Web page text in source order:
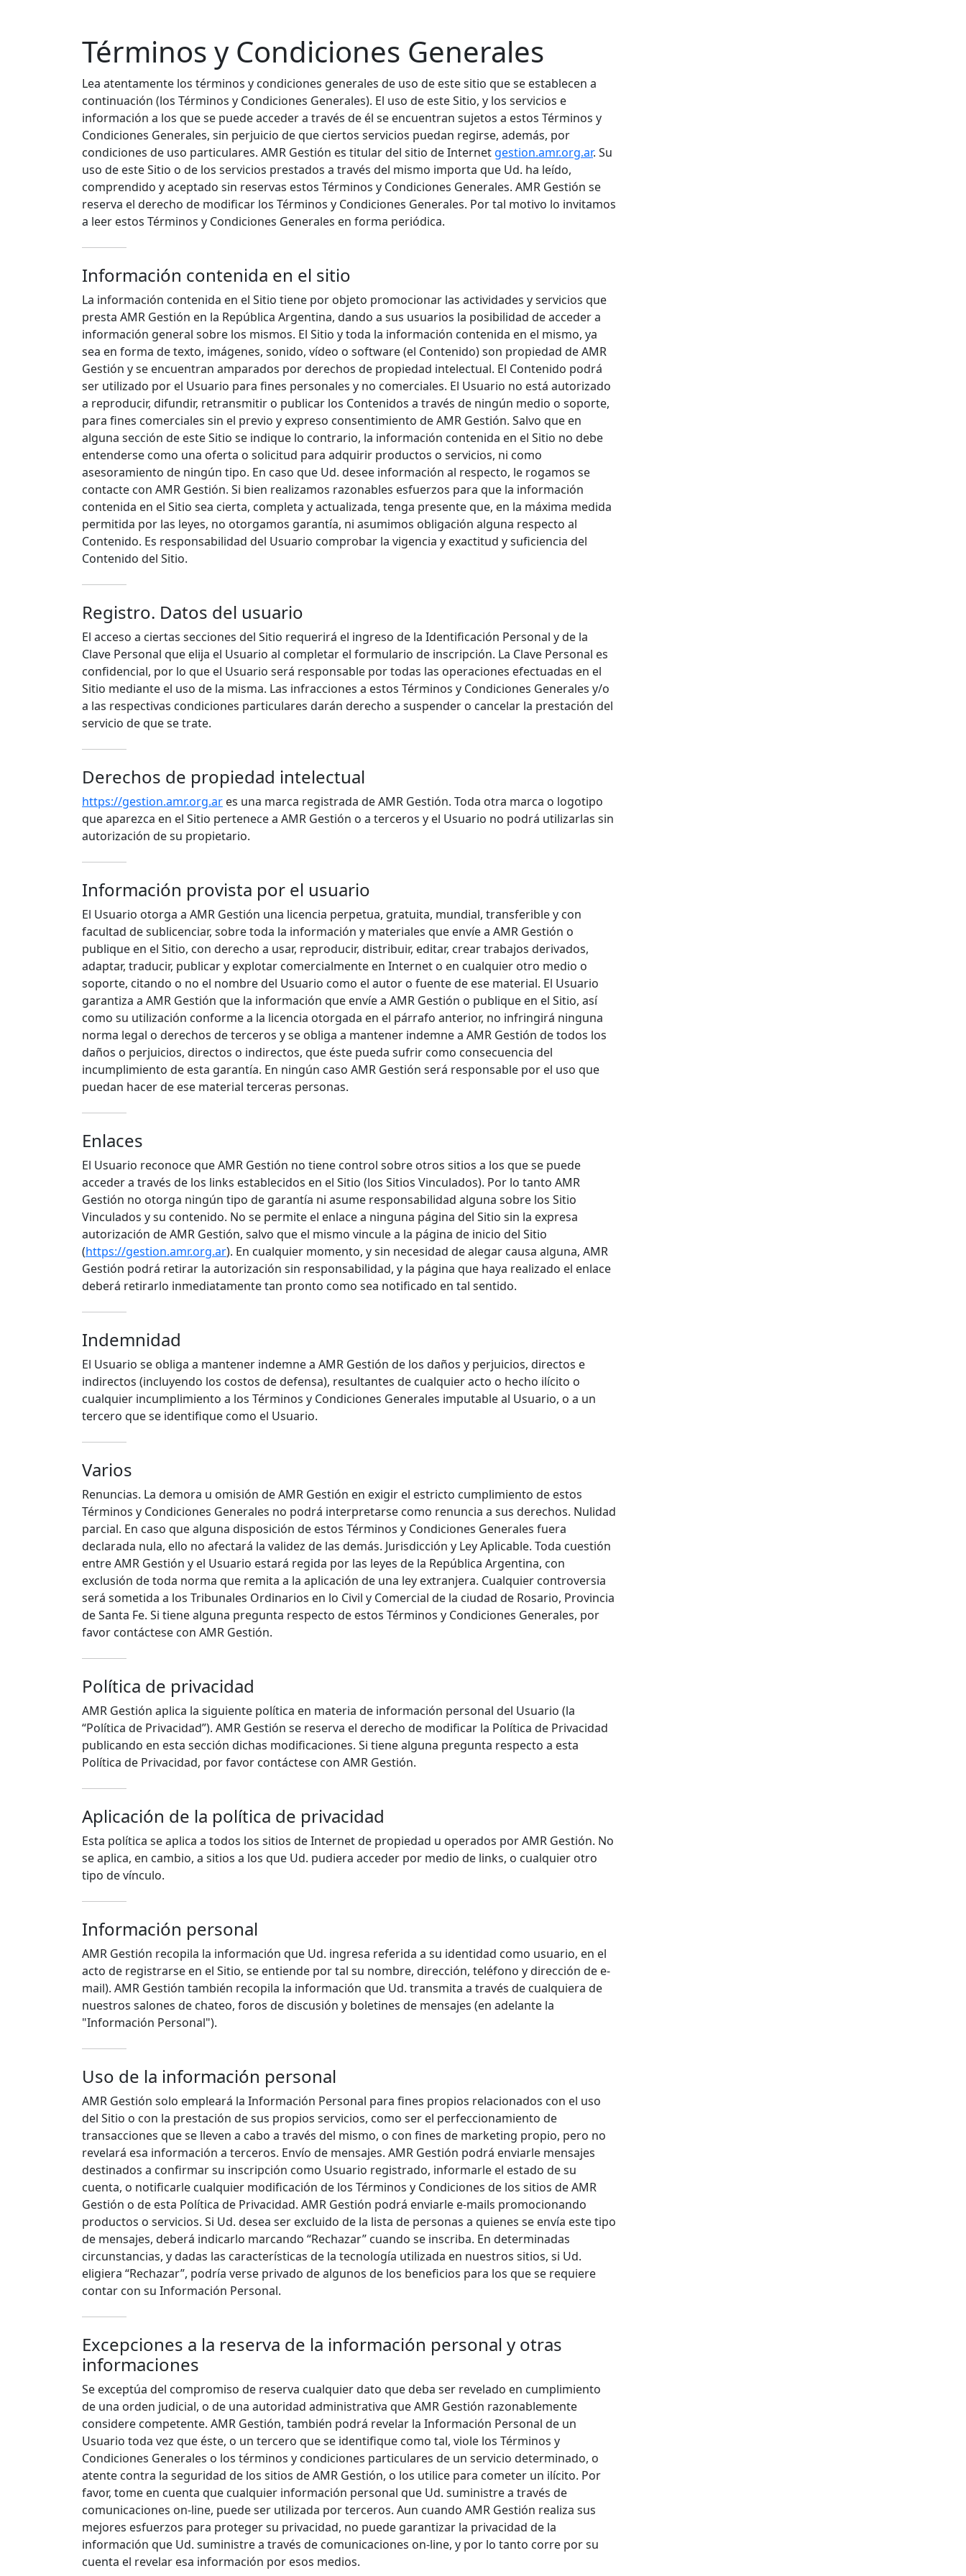
Términos y Condiciones Generales
Lea atentamente los términos y condiciones generales de uso de este sitio que se establecen a
continuación (los Términos y Condiciones Generales). El uso de este Sitio, y los servicios e
información a los que se puede acceder a través de él se encuentran sujetos a estos Términos y
Condiciones Generales, sin perjuicio de que ciertos servicios puedan regirse, además, por
condiciones de uso particulares. AMR Gestión es titular del sitio de Internet gestion.amr.org.ar. Su
uso de este Sitio o de los servicios prestados a través del mismo importa que Ud. ha leído,
comprendido y aceptado sin reservas estos Términos y Condiciones Generales. AMR Gestión se
reserva el derecho de modificar los Términos y Condiciones Generales. Por tal motivo lo invitamos
a leer estos Términos y Condiciones Generales en forma periódica.
Información contenida en el sitio
La información contenida en el Sitio tiene por objeto promocionar las actividades y servicios que
presta AMR Gestión en la República Argentina, dando a sus usuarios la posibilidad de acceder a
información general sobre los mismos. El Sitio y toda la información contenida en el mismo, ya
sea en forma de texto, imágenes, sonido, vídeo o software (el Contenido) son propiedad de AMR
Gestión y se encuentran amparados por derechos de propiedad intelectual. El Contenido podrá
ser utilizado por el Usuario para fines personales y no comerciales. El Usuario no está autorizado
a reproducir, difundir, retransmitir o publicar los Contenidos a través de ningún medio o soporte,
para fines comerciales sin el previo y expreso consentimiento de AMR Gestión. Salvo que en
alguna sección de este Sitio se indique lo contrario, la información contenida en el Sitio no debe
entenderse como una oferta o solicitud para adquirir productos o servicios, ni como
asesoramiento de ningún tipo. En caso que Ud. desee información al respecto, le rogamos se
contacte con AMR Gestión. Si bien realizamos razonables esfuerzos para que la información
contenida en el Sitio sea cierta, completa y actualizada, tenga presente que, en la máxima medida
permitida por las leyes, no otorgamos garantía, ni asumimos obligación alguna respecto al
Contenido. Es responsabilidad del Usuario comprobar la vigencia y exactitud y suficiencia del
Contenido del Sitio.
Registro. Datos del usuario
El acceso a ciertas secciones del Sitio requerirá el ingreso de la Identificación Personal y de la
Clave Personal que elija el Usuario al completar el formulario de inscripción. La Clave Personal es
confidencial, por lo que el Usuario será responsable por todas las operaciones efectuadas en el
Sitio mediante el uso de la misma. Las infracciones a estos Términos y Condiciones Generales y/o
a las respectivas condiciones particulares darán derecho a suspender o cancelar la prestación del
servicio de que se trate.
Derechos de propiedad intelectual
https://gestion.amr.org.ar es una marca registrada de AMR Gestión. Toda otra marca o logotipo
que aparezca en el Sitio pertenece a AMR Gestión o a terceros y el Usuario no podrá utilizarlas sin
autorización de su propietario.
Información provista por el usuario
El Usuario otorga a AMR Gestión una licencia perpetua, gratuita, mundial, transferible y con
facultad de sublicenciar, sobre toda la información y materiales que envíe a AMR Gestión o
publique en el Sitio, con derecho a usar, reproducir, distribuir, editar, crear trabajos derivados,
adaptar, traducir, publicar y explotar comercialmente en Internet o en cualquier otro medio o
soporte, citando o no el nombre del Usuario como el autor o fuente de ese material. El Usuario
garantiza a AMR Gestión que la información que envíe a AMR Gestión o publique en el Sitio, así
como su utilización conforme a la licencia otorgada en el párrafo anterior, no infringirá ninguna
norma legal o derechos de terceros y se obliga a mantener indemne a AMR Gestión de todos los
daños o perjuicios, directos o indirectos, que éste pueda sufrir como consecuencia del
incumplimiento de esta garantía. En ningún caso AMR Gestión será responsable por el uso que
puedan hacer de ese material terceras personas.
Enlaces
El Usuario reconoce que AMR Gestión no tiene control sobre otros sitios a los que se puede
acceder a través de los links establecidos en el Sitio (los Sitios Vinculados). Por lo tanto AMR
Gestión no otorga ningún tipo de garantía ni asume responsabilidad alguna sobre los Sitio
Vinculados y su contenido. No se permite el enlace a ninguna página del Sitio sin la expresa
autorización de AMR Gestión, salvo que el mismo vincule a la página de inicio del Sitio
(https://gestion.amr.org.ar). En cualquier momento, y sin necesidad de alegar causa alguna, AMR
Gestión podrá retirar la autorización sin responsabilidad, y la página que haya realizado el enlace
deberá retirarlo inmediatamente tan pronto como sea notificado en tal sentido.
Indemnidad
El Usuario se obliga a mantener indemne a AMR Gestión de los daños y perjuicios, directos e
indirectos (incluyendo los costos de defensa), resultantes de cualquier acto o hecho ilícito o
cualquier incumplimiento a los Términos y Condiciones Generales imputable al Usuario, o a un
tercero que se identifique como el Usuario.
Varios
Renuncias. La demora u omisión de AMR Gestión en exigir el estricto cumplimiento de estos
Términos y Condiciones Generales no podrá interpretarse como renuncia a sus derechos. Nulidad
parcial. En caso que alguna disposición de estos Términos y Condiciones Generales fuera
declarada nula, ello no afectará la validez de las demás. Jurisdicción y Ley Aplicable. Toda cuestión
entre AMR Gestión y el Usuario estará regida por las leyes de la República Argentina, con
exclusión de toda norma que remita a la aplicación de una ley extranjera. Cualquier controversia
será sometida a los Tribunales Ordinarios en lo Civil y Comercial de la ciudad de Rosario, Provincia
de Santa Fe. Si tiene alguna pregunta respecto de estos Términos y Condiciones Generales, por
favor contáctese con AMR Gestión.
Política de privacidad
AMR Gestión aplica la siguiente política en materia de información personal del Usuario (la
“Política de Privacidad”). AMR Gestión se reserva el derecho de modificar la Política de Privacidad
publicando en esta sección dichas modificaciones. Si tiene alguna pregunta respecto a esta
Política de Privacidad, por favor contáctese con AMR Gestión.
Aplicación de la política de privacidad
Esta política se aplica a todos los sitios de Internet de propiedad u operados por AMR Gestión. No
se aplica, en cambio, a sitios a los que Ud. pudiera acceder por medio de links, o cualquier otro
tipo de vínculo.
Información personal
AMR Gestión recopila la información que Ud. ingresa referida a su identidad como usuario, en el
acto de registrarse en el Sitio, se entiende por tal su nombre, dirección, teléfono y dirección de e-
mail). AMR Gestión también recopila la información que Ud. transmita a través de cualquiera de
nuestros salones de chateo, foros de discusión y boletines de mensajes (en adelante la
"Información Personal").
Uso de la información personal
AMR Gestión solo empleará la Información Personal para fines propios relacionados con el uso
del Sitio o con la prestación de sus propios servicios, como ser el perfeccionamiento de
transacciones que se lleven a cabo a través del mismo, o con fines de marketing propio, pero no
revelará esa información a terceros. Envío de mensajes. AMR Gestión podrá enviarle mensajes
destinados a confirmar su inscripción como Usuario registrado, informarle el estado de su
cuenta, o notificarle cualquier modificación de los Términos y Condiciones de los sitios de AMR
Gestión o de esta Política de Privacidad. AMR Gestión podrá enviarle e-mails promocionando
productos o servicios. Si Ud. desea ser excluido de la lista de personas a quienes se envía este tipo
de mensajes, deberá indicarlo marcando “Rechazar” cuando se inscriba. En determinadas
circunstancias, y dadas las características de la tecnología utilizada en nuestros sitios, si Ud.
eligiera “Rechazar”, podría verse privado de algunos de los beneficios para los que se requiere
contar con su Información Personal.
Excepciones a la reserva de la información personal y otras
informaciones
Se exceptúa del compromiso de reserva cualquier dato que deba ser revelado en cumplimiento
de una orden judicial, o de una autoridad administrativa que AMR Gestión razonablemente
considere competente. AMR Gestión, también podrá revelar la Información Personal de un
Usuario toda vez que éste, o un tercero que se identifique como tal, viole los Términos y
Condiciones Generales o los términos y condiciones particulares de un servicio determinado, o
atente contra la seguridad de los sitios de AMR Gestión, o los utilice para cometer un ilícito. Por
favor, tome en cuenta que cualquier información personal que Ud. suministre a través de
comunicaciones on-line, puede ser utilizada por terceros. Aun cuando AMR Gestión realiza sus
mejores esfuerzos para proteger su privacidad, no puede garantizar la privacidad de la
información que Ud. suministre a través de comunicaciones on-line, y por lo tanto corre por su
cuenta el revelar esa información por esos medios.